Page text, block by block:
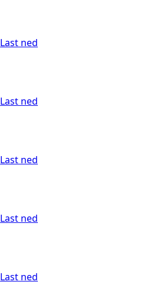
Last ned
Last ned
Last ned
Last ned
Last ned